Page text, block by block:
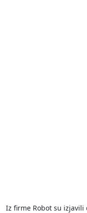
Iz firme Robot su